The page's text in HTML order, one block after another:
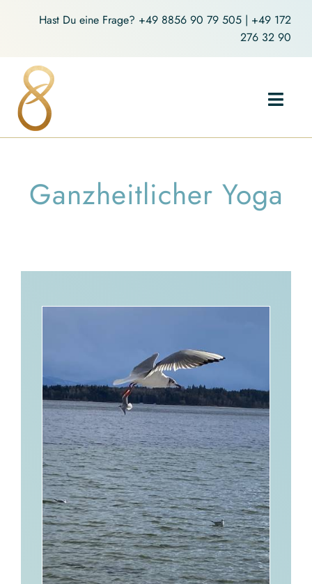
Hast Du eine Frage? +49 8856 90 79 505 | +49 172
276 32 90
Holistic Yoga
Blog-Artikel
Ganzheitlicher Yoga